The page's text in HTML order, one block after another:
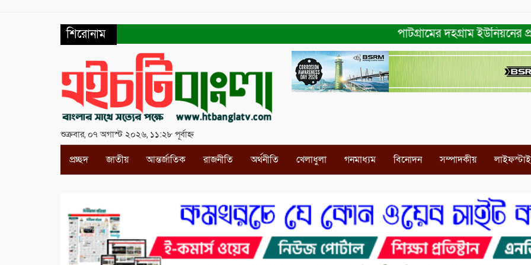
শিরোনাম পাটগ্রামের দহগ্রাম ইউনিয়নের
শুক্রবার, ০৭ অগাস্ট ২০২৬, ১১:২৮ পূর্বাহ্ন
প্রচ্ছদ জাতীয় আন্তর্জাতিক রাজনীতি অর্থনীতি খেলাধুলা গনমাধ্যম বিনোদন সম্পাদকীয়